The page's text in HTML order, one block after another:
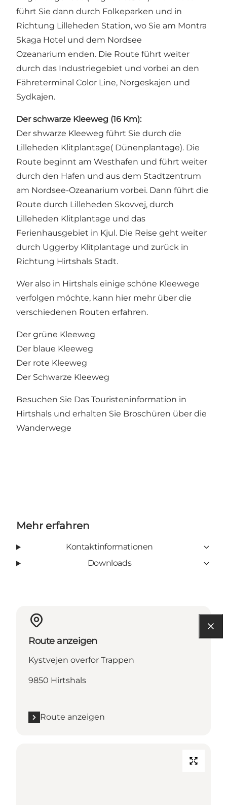
führt Sie dann durch Folkeparken und in
Richtung Lilleheden Station, wo Sie am Montra
Skaga Hotel und dem Nordsee
Ozeanarium enden. Die Route führt weiter
durch das Industriegebiet und vorbei an den
Fähreterminal Color Line, Norgeskajen und
Sydkajen.
Der schwarze Kleeweg (16 Km):
Der shwarze Kleeweg führt Sie durch die
Lilleheden Klitplantage( Dünenplantage). Die
Route beginnt am Westhafen und führt weiter
durch den Hafen und aus dem Stadtzentrum
am Nordsee-Ozeanarium vorbei. Dann führt die
Route durch Lilleheden Skovvej, durch
Lilleheden Klitplantage und das
Ferienhausgebiet in Kjul. Die Reise geht weiter
durch Uggerby Klitplantage und zurück in
Richtung Hirtshals Stadt.
Wer also in Hirtshals einige schöne Kleewege
verfolgen möchte, kann hier mehr über die
verschiedenen Routen erfahren.
Der grüne Kleeweg
Der blaue Kleeweg
Der rote Kleeweg
Der Schwarze Kleeweg
Besuchen Sie Das Touristeninformation in
Hirtshals und erhalten Sie Broschüren über die
Wanderwege
Mehr erfahren
Kontaktinformationen
Downloads
Route anzeigen
Kystvejen overfor Trappen
9850 Hirtshals
Route anzeigen